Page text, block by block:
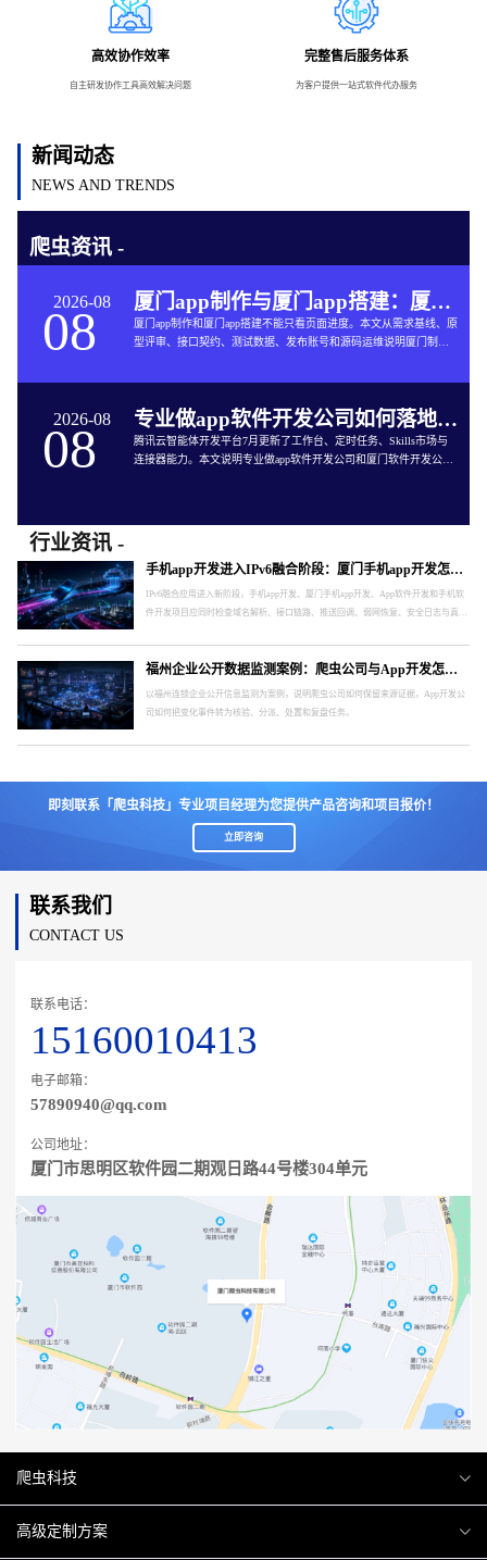
高效协作效率
自主研发协作工具高效解决问题
完整售后服务体系
为客户提供一站式软件代办服务
新闻动态
NEWS AND TRENDS
爬虫资讯 -
2026-08
08 厦门app制作与厦门app搭建：厦门App开发的六个交付关口
厦门app制作和厦门app搭建不能只看页面进度。本文从需求基线、原
型评审、接口契约、测试数据、发布账号和源码运维说明厦门制作
2026-08
08 专业做app软件开发公司如何落地企业智能体工作台
腾讯云智能体开发平台7月更新了工作台、定时任务、Skills市场与
连接器能力。本文说明专业做app软件开发公司和厦门软件开发公司
行业资讯 -
手机app开发进入IPv6融合阶段：厦门手机app开发怎样验收真实网络
IPv6融合应用进入新阶段，手机app开发、厦门手机app开发、App软件开发和手机软
件开发项目应同时检查域名解析、接口链路、推送回调、弱网恢复、安全日志与真实
福州企业公开数据监测案例：爬虫公司与App开发怎样形成处置闭环
以福州连锁企业公开信息监测为案例，说明爬虫公司如何保留来源证据，App开发公
司如何把变化事件转为核验、分派、处置和复盘任务。
即刻联系「爬虫科技」专业项目经理为您提供产品咨询和项目报价！
立即咨询
联系我们
CONTACT US
联系电话：
15160010413
电子邮箱：
57890940@qq.com
公司地址：
厦门市思明区软件园二期观日路44号楼304单元
爬虫科技
爬虫案例
高级定制方案